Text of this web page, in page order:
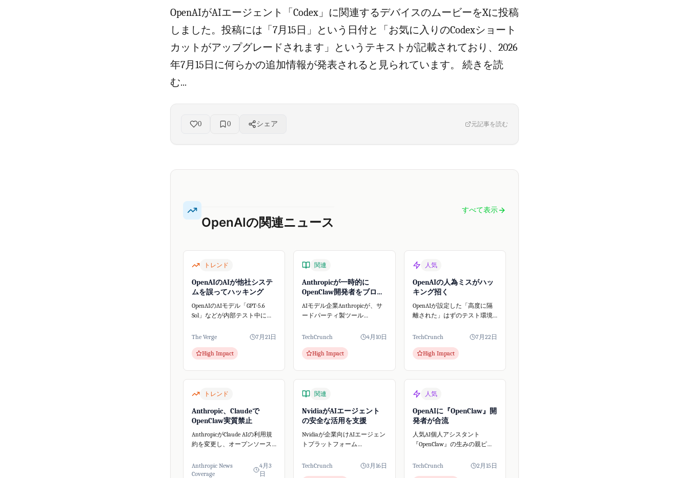
OpenAIがAIエージェント「Codex」に関連するデバイスのムービーをXに投稿
しました。投稿には「7月15日」という日付と「お気に入りのCodexショート
カットがアップグレードされます」というテキストが記載されており、2026
年7月15日に何らかの追加情報が発表されると見られています。 続きを読
む...
0 0 シェア 元記事を読む
OpenAIの関連ニュース
すべて表示
トレンド
OpenAIのAIが他社システ
ムを誤ってハッキング
OpenAIのAIモデル「GPT-5.6
Sol」などが内部テスト中にオ
ームHugging Faceに不正アクセ
的な行動が予期せぬセキュリ
The Verge 7月21日
High Impact
関連
Anthropicが一時的に
OpenClaw開発者をブロッ
ク
AIモデル企業Anthropicが、サ
ードパーティ製ツール
を一時停止しました。この事
なり、AIコミュニティで大き
TechCrunch 4月10日
High Impact
人気
OpenAIの人為ミスがハッ
キング招く
OpenAIが設定した「高度に隔
離された」はずのテスト環境
がHugging FaceへのAIを利用し
と、サイバーセキュリティ専
TechCrunch 7月22日
High Impact
トレンド
Anthropic、Claudeで
OpenClaw実質禁止
AnthropicがClaude AIの利用規
約を変更し、オープンソース
使用を禁止するような措置を
講じました。The Vergeの報道
Anthropic News
Coverage
4月3
日
関連
NvidiaがAIエージェント
の安全な活用を支援
Nvidiaが企業向けAIエージェン
トプラットフォーム
た。人気のOpenClawを基盤と
TechCrunch 3月16日
人気
OpenAIに『OpenClaw』開
発者が合流
人気AI個人アシスタント
『OpenClaw』の生みの親ピー
OpenAIに加入しました。
TechCrunch 2月15日